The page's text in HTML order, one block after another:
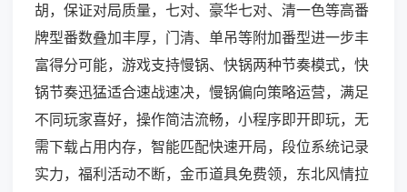
胡，保证对局质量，七对、豪华七对、清一色等高番
牌型番数叠加丰厚，门清、单吊等附加番型进一步丰
富得分可能，游戏支持慢锅、快锅两种节奏模式，快
锅节奏迅猛适合速战速决，慢锅偏向策略运营，满足
不同玩家喜好，操作简洁流畅，小程序即开即玩，无
需下载占用内存，智能匹配快速开局，段位系统记录
实力，福利活动不断，金币道具免费领，东北风情拉